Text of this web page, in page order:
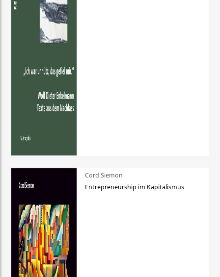
Cord Siemon
Entrepreneurship im Kapitalismus